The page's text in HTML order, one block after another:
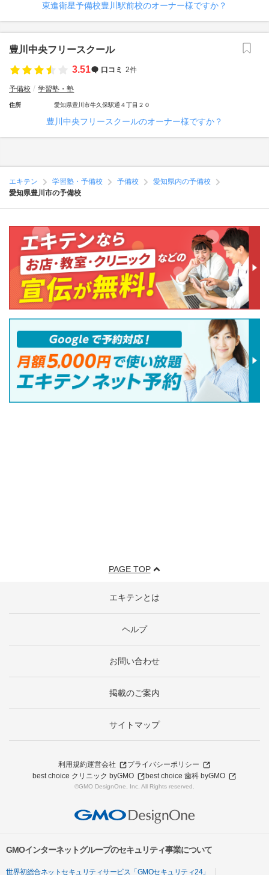
東進衛星予備校豊川駅前校のオーナー様ですか？
豊川中央フリースクール
3.51
口コミ 2件
予備校 学習塾・塾
住所 愛知県豊川市牛久保駅通４丁目２０
豊川中央フリースクールのオーナー様ですか？
エキテン 学習塾・予備校 予備校
愛知県内の予備校
愛知県豊川市の予備校
PAGE TOP
エキテンとは
ヘルプ
お問い合わせ
掲載のご案内
サイトマップ
利用規約運営会社
プライバシーポリシー
best choice クリニック byGMO
best choice 歯科 byGMO
©GMO DesignOne, Inc. All Rights reserved.
GMOインターネットグループのセキュリティ事業について
世界初総合ネットセキュリティサービス「GMOセキュリティ24」